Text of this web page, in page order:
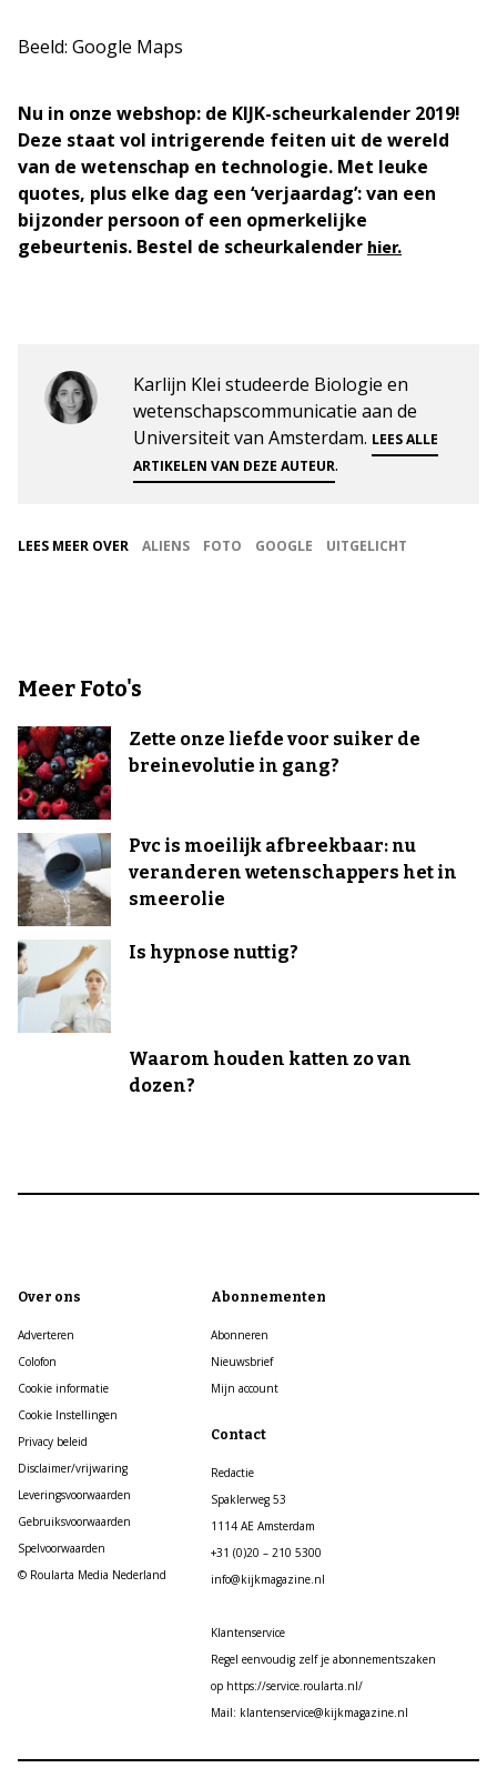
Beeld: Google Maps
Nu in onze webshop: de KIJK-scheurkalender 2019!
Deze staat vol intrigerende feiten uit de wereld
van de wetenschap en technologie. Met leuke
quotes, plus elke dag een ‘verjaardag’: van een
bijzonder persoon of een opmerkelijke
gebeurtenis. Bestel de scheurkalender hier.
Karlijn Klei studeerde Biologie en
wetenschapscommunicatie aan de
Universiteit van Amsterdam. LEES ALLE
ARTIKELEN VAN DEZE AUTEUR.
LEES MEER OVER ALIENS FOTO GOOGLE UITGELICHT
Meer Foto's
Zette onze liefde voor suiker de
breinevolutie in gang?
Pvc is moeilijk afbreekbaar: nu
veranderen wetenschappers het in
smeerolie
Is hypnose nuttig?
Waarom houden katten zo van
dozen?
Over ons
Adverteren
Colofon
Cookie informatie
Cookie Instellingen
Privacy beleid
Disclaimer/vrijwaring
Leveringsvoorwaarden
Gebruiksvoorwaarden
Spelvoorwaarden
© Roularta Media Nederland
Abonnementen
Abonneren
Nieuwsbrief
Mijn account
Contact
Redactie
Spaklerweg 53
1114 AE Amsterdam
+31 (0)20 – 210 5300
info@kijkmagazine.nl
Klantenservice
Regel eenvoudig zelf je abonnementszaken
op https://service.roularta.nl/
Mail: klantenservice@kijkmagazine.nl